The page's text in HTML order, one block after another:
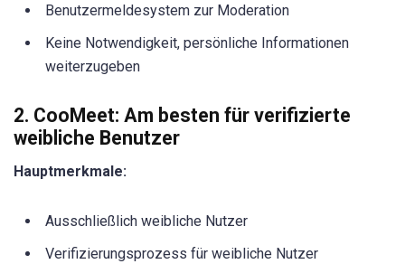
Benutzermeldesystem zur Moderation
Keine Notwendigkeit, persönliche Informationen
weiterzugeben
2. CooMeet: Am besten für verifizierte
weibliche Benutzer
Hauptmerkmale:
Ausschließlich weibliche Nutzer
Verifizierungsprozess für weibliche Nutzer